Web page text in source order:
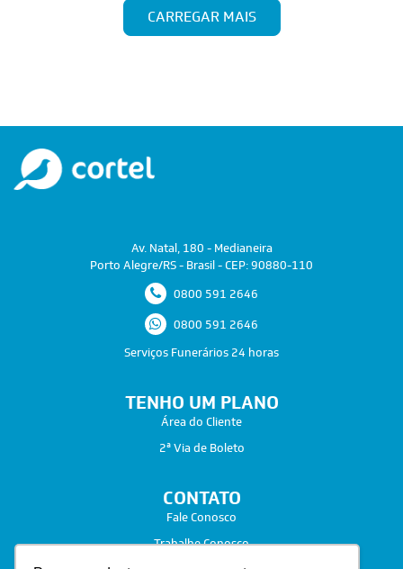
CARREGAR MAIS
Av. Natal, 180 - Medianeira
Porto Alegre/RS - Brasil - CEP: 90880-110
0800 591 2646
0800 591 2646
Serviços Funerários 24 horas
TENHO UM PLANO
Área do Cliente
2ª Via de Boleto
CONTATO
Fale Conosco
Trabalhe Conosco